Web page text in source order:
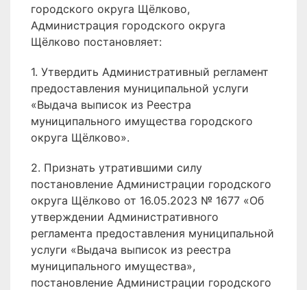
городского округа Щёлково,
Администрация городского округа
Щёлково постановляет:
1. Утвердить Административный регламент
предоставления муниципальной услуги
«Выдача выписок из Реестра
муниципального имущества городского
округа Щёлково».
2. Признать утратившими силу
постановление Администрации городского
округа Щёлково от 16.05.2023 № 1677 «Об
утверждении Административного
регламента предоставления муниципальной
услуги «Выдача выписок из реестра
муниципального имущества»,
постановление Администрации городского